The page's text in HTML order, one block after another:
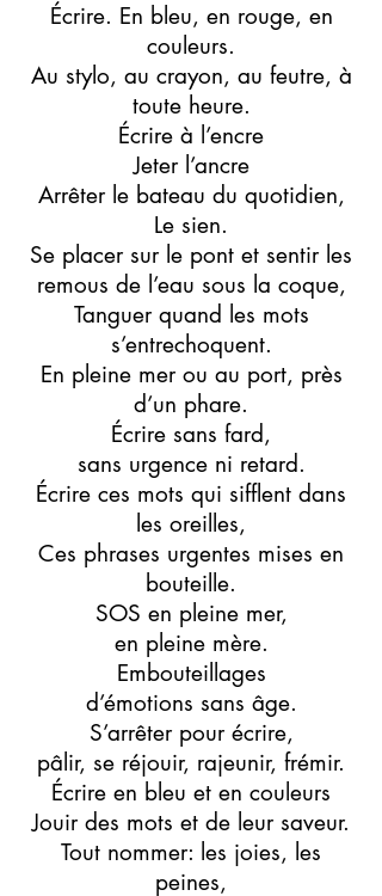
Écrire. En bleu, en rouge, en
couleurs.
Au stylo, au crayon, au feutre, à
toute heure.
Écrire à l’encre
Jeter l’ancre
Arrêter le bateau du quotidien,
Le sien.
Se placer sur le pont et sentir les
remous de l’eau sous la coque,
Tanguer quand les mots
s’entrechoquent.
En pleine mer ou au port, près
d’un phare.
Écrire sans fard,
sans urgence ni retard.
Écrire ces mots qui sifflent dans
les oreilles,
Ces phrases urgentes mises en
bouteille.
SOS en pleine mer,
en pleine mère.
Embouteillages
d’émotions sans âge.
S’arrêter pour écrire,
pâlir, se réjouir, rajeunir, frémir.
Écrire en bleu et en couleurs
Jouir des mots et de leur saveur.
Tout nommer: les joies, les
peines,